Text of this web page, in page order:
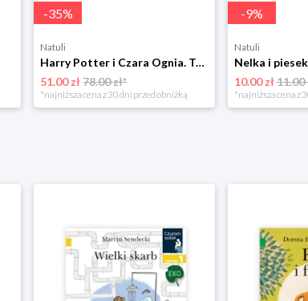
-35%
Natuli
Harry Potter i Czara Ognia. Tom 4 Media rodzina
51.00 zł78.00 zł*
*najniższa cena z 30 dni przed obniżką
-9%
Natuli
10.00 zł11.00
*najniższa cena z